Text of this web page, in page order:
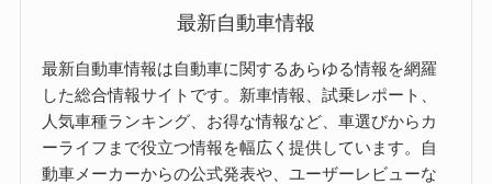
最新自動車情報
最新自動車情報は自動車に関するあらゆる情報を網羅
した総合情報サイトです。新車情報、試乗レポート、
人気車種ランキング、お得な情報など、車選びからカ
ーライフまで役立つ情報を幅広く提供しています。自
動車メーカーからの公式発表や、ユーザーレビューな